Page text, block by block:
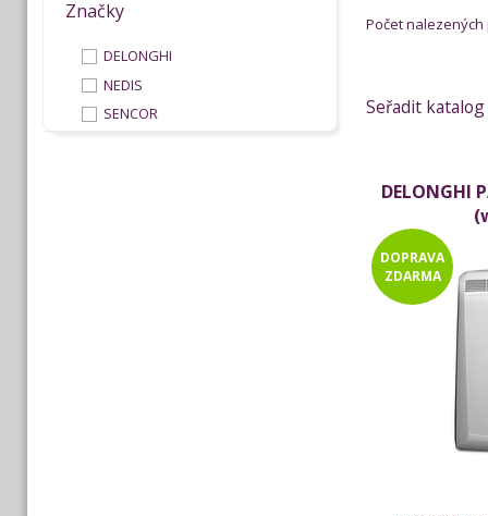
Počet
Seřadit
DELONGHI
DOPRAVA
ZDARMA
Značky
DELONGHI
NEDIS
SENCOR